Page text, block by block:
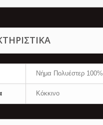
Νήμα Πολυέστερ 100%
Κόκκινο